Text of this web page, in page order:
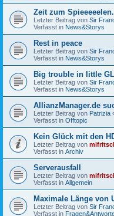
Zeit zum
Letzter Beitrag von Sir
Verfasst in News&Storys
Rest in peace
Letzter Beitrag von Sir
Verfasst in News&Storys
Big trouble in little
Letzter Beitrag von Sir
Verfasst in News&Storys
AllianzManager.de
Letzter Beitrag von Patrizia
Verfasst in Offtopic
Kein Glück mit den
Letzter Beitrag von
Verfasst in Archiv
Serverausfall
Letzter Beitrag von
Verfasst in Allgemein
Maximale Länge von
Letzter Beitrag von Sir
Verfasst in